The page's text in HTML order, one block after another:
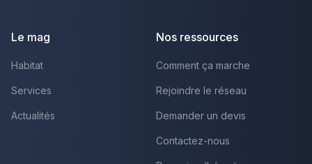
Le mag
Habitat
Services
Actualités
Nos ressources
Comment ça marche
Rejoindre le réseau
Demander un devis
Contactez-nous